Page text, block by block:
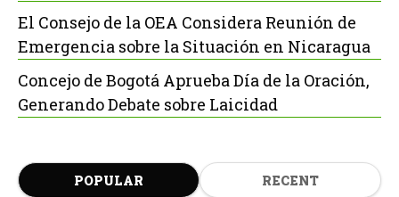
El Consejo de la OEA Considera Reunión de
Emergencia sobre la Situación en Nicaragua
Concejo de Bogotá Aprueba Día de la Oración,
Generando Debate sobre Laicidad
POPULAR RECENT